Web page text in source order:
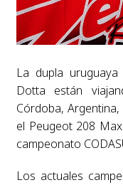
La dupla
Dotta están
Córdoba,
el Peugeot 208
campeonato
Los actuales